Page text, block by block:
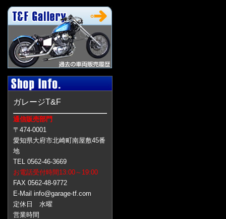
ガレージT&F
通信販売部門
〒474-0001
愛知県大府市北崎町南屋敷45番
地
TEL 0562-46-3669
お電話受付時間13:00～19:00
FAX 0562-48-9772
E-Mail info@garage-tf.com
定休日 水曜
営業時間